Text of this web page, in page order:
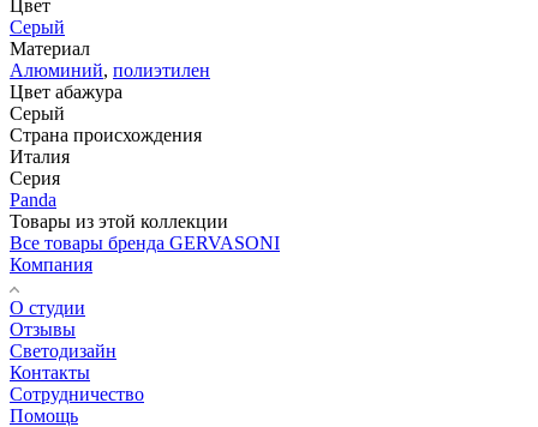
Цвет
Серый
Материал
Алюминий, полиэтилен
Цвет абажура
Серый
Страна происхождения
Италия
Серия
Panda
Товары из этой коллекции
Все товары бренда GERVASONI
Компания
О студии
Отзывы
Светодизайн
Контакты
Сотрудничество
Помощь